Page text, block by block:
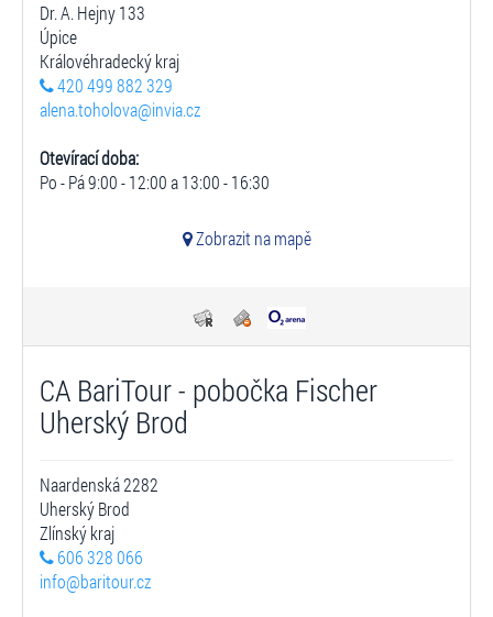
Dr. A. Hejny 133
Úpice
Královéhradecký kraj
420 499 882 329
alena.toholova@invia.cz
Otevírací doba:
Po - Pá 9:00 - 12:00 a 13:00 - 16:30
Zobrazit na mapě
CA BariTour - pobočka Fischer
Uherský Brod
Naardenská 2282
Uherský Brod
Zlínský kraj
606 328 066
info@baritour.cz